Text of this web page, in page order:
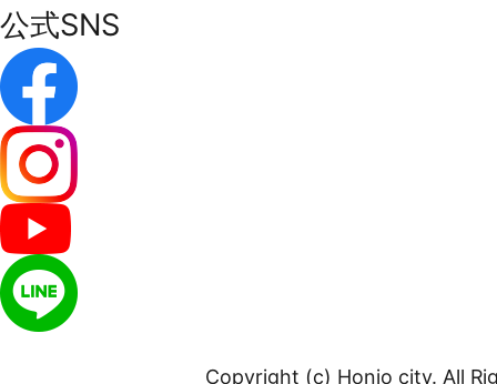
公式SNS
Copyright (c) Honjo city. All